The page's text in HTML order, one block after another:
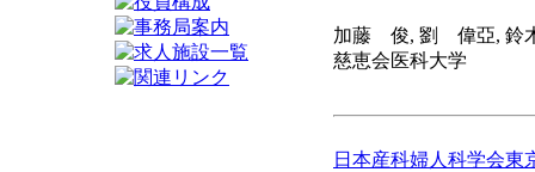
加藤 俊, 劉 偉亞, 鈴
慈恵会医科大学
日本産科婦人科学会東